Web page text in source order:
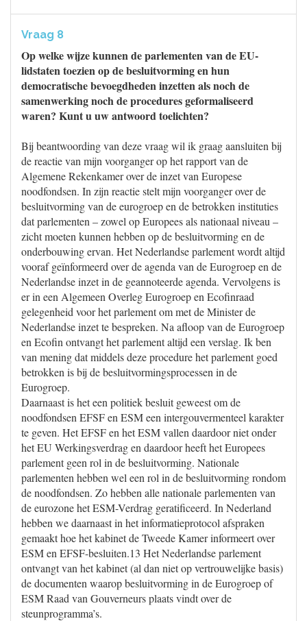
Vraag 8
Op welke wijze kunnen de parlementen van de EU-
lidstaten toezien op de besluitvorming en hun
democratische bevoegdheden inzetten als noch de
samenwerking noch de procedures geformaliseerd
waren? Kunt u uw antwoord toelichten?
Bij beantwoording van deze vraag wil ik graag aansluiten bij
de reactie van mijn voorganger op het rapport van de
Algemene Rekenkamer over de inzet van Europese
noodfondsen. In zijn reactie stelt mijn voorganger over de
besluitvorming van de eurogroep en de betrokken instituties
dat parlementen – zowel op Europees als nationaal niveau –
zicht moeten kunnen hebben op de besluitvorming en de
onderbouwing ervan. Het Nederlandse parlement wordt altijd
vooraf geïnformeerd over de agenda van de Eurogroep en de
Nederlandse inzet in de geannoteerde agenda. Vervolgens is
er in een Algemeen Overleg Eurogroep en Ecofinraad
gelegenheid voor het parlement om met de Minister de
Nederlandse inzet te bespreken. Na afloop van de Eurogroep
en Ecofin ontvangt het parlement altijd een verslag. Ik ben
van mening dat middels deze procedure het parlement goed
betrokken is bij de besluitvormingsprocessen in de
Eurogroep.
Daarnaast is het een politiek besluit geweest om de
noodfondsen EFSF en ESM een intergouvermenteel karakter
te geven. Het EFSF en het ESM vallen daardoor niet onder
het EU Werkingsverdrag en daardoor heeft het Europees
parlement geen rol in de besluitvorming. Nationale
parlementen hebben wel een rol in de besluitvorming rondom
de noodfondsen. Zo hebben alle nationale parlementen van
de eurozone het ESM-Verdrag geratificeerd. In Nederland
hebben we daarnaast in het informatieprotocol afspraken
gemaakt hoe het kabinet de Tweede Kamer informeert over
ESM en EFSF-besluiten.13 Het Nederlandse parlement
ontvangt van het kabinet (al dan niet op vertrouwelijke basis)
de documenten waarop besluitvorming in de Eurogroep of
ESM Raad van Gouverneurs plaats vindt over de
steunprogramma’s.